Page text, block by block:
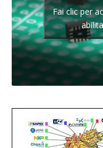
Fai clic per